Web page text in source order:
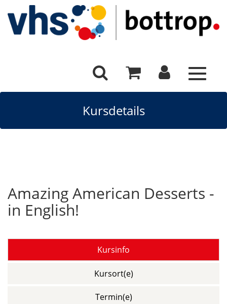
Toggle
Kursdetails
Amazing American Desserts -
in English!
Kursinfo
Kursort(e)
Termin(e)